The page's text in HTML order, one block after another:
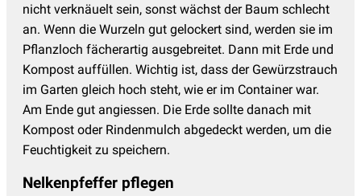
nicht verknäuelt sein, sonst wächst der Baum schlecht
an. Wenn die Wurzeln gut gelockert sind, werden sie im
Pflanzloch fächerartig ausgebreitet. Dann mit Erde und
Kompost auffüllen. Wichtig ist, dass der Gewürzstrauch
im Garten gleich hoch steht, wie er im Container war.
Am Ende gut angiessen. Die Erde sollte danach mit
Kompost oder Rindenmulch abgedeckt werden, um die
Feuchtigkeit zu speichern.
Nelkenpfeffer pflegen